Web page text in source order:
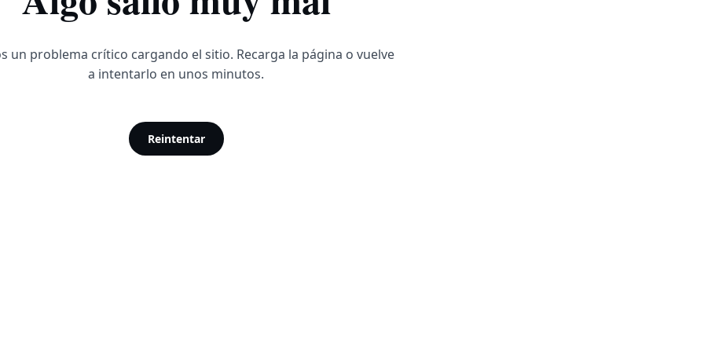
un problema crítico cargando el sitio. Recarga la página o vuelve
a intentarlo en unos minutos.
Reintentar